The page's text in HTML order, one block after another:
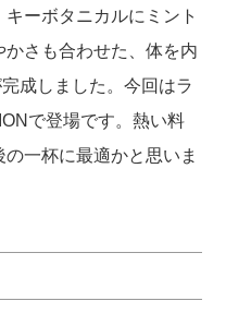
ーボタニカルにミント
さも合わせた、体を内
成しました。今回はラ
で登場です。熱い料
一杯に最適かと思いま